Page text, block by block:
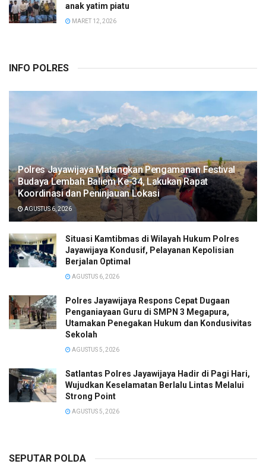
anak yatim piatu
MARET 12, 2026
INFO POLRES
Polres Jayawijaya Matangkan Pengamanan Festival
Budaya Lembah Baliem Ke-34, Lakukan Rapat
Koordinasi dan Peninjauan Lokasi
AGUSTUS 6, 2026
Situasi Kamtibmas di Wilayah Hukum Polres
Jayawijaya Kondusif, Pelayanan Kepolisian
Berjalan Optimal
AGUSTUS 6, 2026
Polres Jayawijaya Respons Cepat Dugaan
Penganiayaan Guru di SMPN 3 Megapura,
Utamakan Penegakan Hukum dan Kondusivitas
Sekolah
AGUSTUS 5, 2026
Satlantas Polres Jayawijaya Hadir di Pagi Hari,
Wujudkan Keselamatan Berlalu Lintas Melalui
Strong Point
AGUSTUS 5, 2026
SEPUTAR POLDA